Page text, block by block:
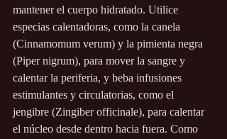
mantener el cuerpo hidratado. Utilice
especias calentadoras, como la canela
(Cinnamomum verum) y la pimienta negra
(Piper nigrum), para mover la sangre y
calentar la periferia, y beba infusiones
estimulantes y circulatorias, como el
jengibre (Zingiber officinale), para calentar
el núcleo desde dentro hacia fuera. Como